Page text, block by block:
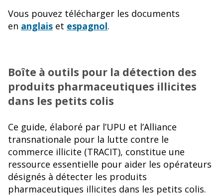
Vous pouvez télécharger les documents
en anglais et espagnol.
Boîte à outils pour la détection des
produits pharmaceutiques illicites
dans les petits colis
Ce guide, élaboré par l’UPU et l’Alliance
transnationale pour la lutte contre le
commerce illicite (TRACIT), constitue une
ressource essentielle pour aider les opérateurs
désignés à détecter les produits
pharmaceutiques illicites dans les petits colis.